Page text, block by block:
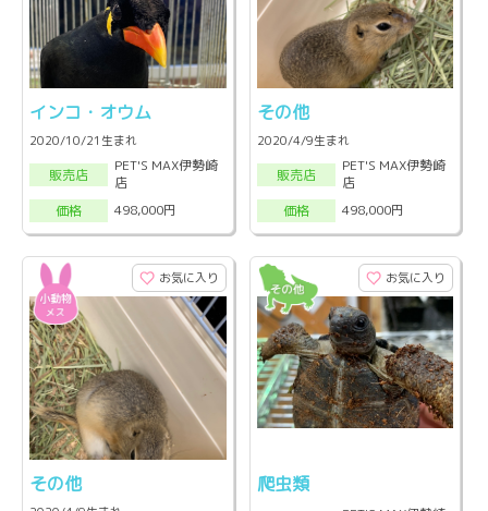
インコ・オウム
2020/10/21生まれ
販売店
PET'S MAX伊勢崎
店
価格
498,000円
その他
2020/4/9生まれ
販売店
PET'S MAX伊勢崎
店
価格
498,000円
お気に入り
その他
お気に入り
爬虫類